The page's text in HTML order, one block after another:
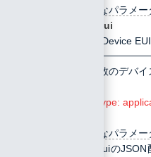
指定可能なパラメ
deveui
Device
同時に複数のデバ
Conten-Type:
指定可能なパラメ
deveuiの